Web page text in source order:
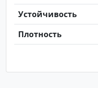
Устойчивость
Плотность